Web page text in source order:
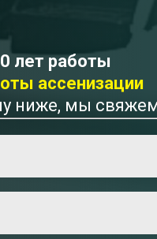
лет работы
ассенизации
ниже, мы